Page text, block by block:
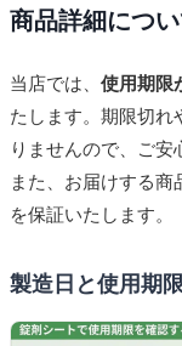
商品詳細につ
当店では、 使用期限
たします。期限切れ
りませんので、ご安
また、お届けする商
を保証いたします。
製造日と使用期